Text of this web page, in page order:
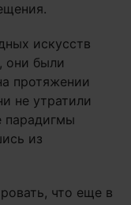
искусств
они были
протяжении
не утратили
парадигмы
из
что еще в